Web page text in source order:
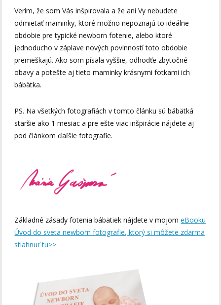
Verím, že som Vás inšpirovala a že ani Vy nebudete
odmietať maminky, ktoré možno nepoznajú to ideálne
obdobie pre typické newborn fotenie, alebo ktoré
jednoducho v záplave nových povinností toto obdobie
premeškajú. Ako som písala vyššie, odhodťe zbytočné
obavy a potešte aj tieto maminky krásnymi fotkami ich
bábätka.
PS. Na všetkých fotografiách v tomto článku sú bábätká
staršie ako 1 mesiac a pre ešte viac inšpirácie nájdete aj
pod článkom ďaľšie fotografie.
Základné zásady fotenia bábätiek nájdete v mojomeBooku
Úvod do sveta newborn fotografie, ktorý si môžete zdarma
stiahnuť tu>>